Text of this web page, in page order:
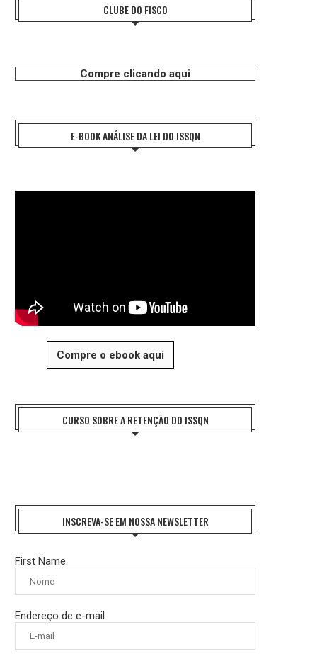
CLUBE DO FISCO
Compre clicando aqui
E-BOOK ANÁLISE DA LEI DO ISSQN
Compre o ebook aqui
CURSO SOBRE A RETENÇÃO DO ISSQN
INSCREVA-SE EM NOSSA NEWSLETTER
First Name
Endereço de e-mail